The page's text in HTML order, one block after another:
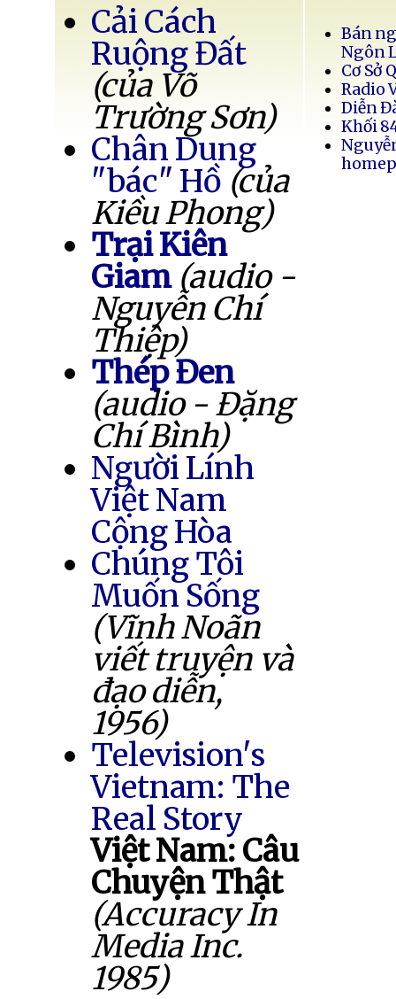
Cải Cách
Ruộng Đất
(của Võ
Trường Sơn)
Chân Dung
"bác" Hồ (của
Kiều Phong)
Trại Kiên
Giam (audio -
Nguyễn Chí
Thiệp)
Thép Đen
(audio - Đặng
Chí Bình)
Người Lính
Việt Nam
Cộng Hòa
Chúng Tôi
Muốn Sống
(Vĩnh Noãn
viết truyện và
đạo diễn,
1956)
Television's
Vietnam: The
Real Story
Việt Nam: Câu
Chuyện Thật
(Accuracy In
Media Inc.
1985)
Bán
Ngôn
Cơ Sở
Radio
Diễn
Khối